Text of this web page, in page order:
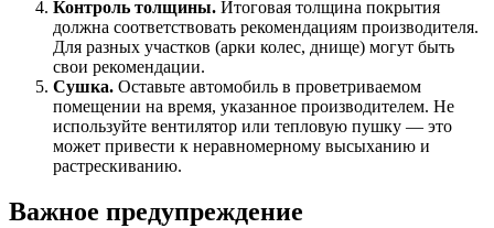
Контроль толщины. Итоговая толщина покрытия
должна соответствовать рекомендациям производителя.
Для разных участков (арки колес, днище) могут быть
свои рекомендации.
Сушка. Оставьте автомобиль в проветриваемом
помещении на время, указанное производителем. Не
используйте вентилятор или тепловую пушку — это
может привести к неравномерному высыханию и
растрескиванию.
Важное предупреждение